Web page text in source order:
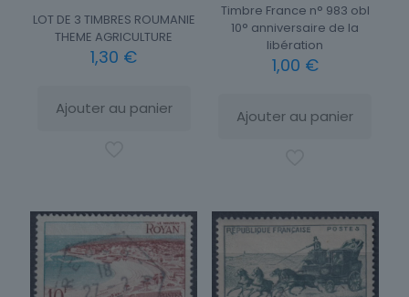
LOT DE 3 TIMBRES ROUMANIE
THEME AGRICULTURE
1,30 €
Ajouter au panier
Timbre France n° 983 obl
10° anniversaire de la
libération
1,00 €
Ajouter au panier